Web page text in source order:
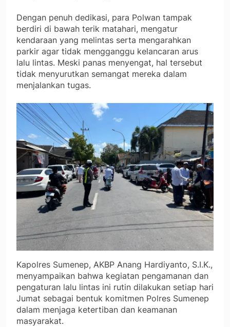
Dengan penuh dedikasi, para Polwan tampak
berdiri di bawah terik matahari, mengatur
kendaraan yang melintas serta mengarahkan
parkir agar tidak mengganggu kelancaran arus
lalu lintas. Meski panas menyengat, hal tersebut
tidak menyurutkan semangat mereka dalam
menjalankan tugas.
Kapolres Sumenep, AKBP Anang Hardiyanto, S.I.K.,
menyampaikan bahwa kegiatan pengamanan dan
pengaturan lalu lintas ini rutin dilakukan setiap hari
Jumat sebagai bentuk komitmen Polres Sumenep
dalam menjaga ketertiban dan keamanan
masyarakat.